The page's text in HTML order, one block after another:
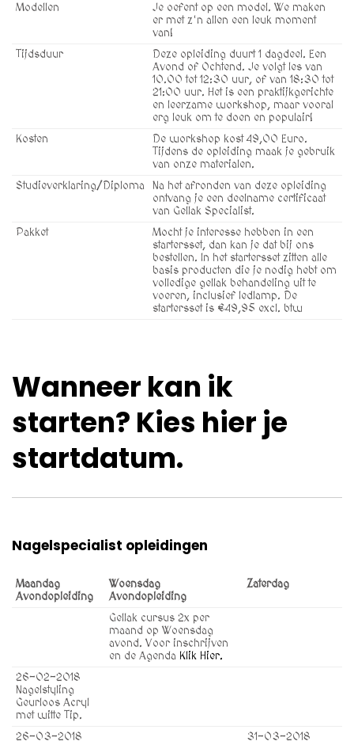
Modellen
Je oefent op een model. We maken
er met z'n allen een leuk moment
van!
Tijdsduur
Deze opleiding duurt 1 dagdeel. Een
Avond of Ochtend. Je volgt les van
10.00 tot 12:30 uur, of van 18:30 tot
21:00 uur. Het is een praktijkgerichte
en leerzame workshop, maar vooral
erg leuk om te doen en populair!
Kosten
De workshop kost 49,00 Euro.
Tijdens de opleiding maak je gebruik
van onze materialen.
Studieverklaring/Diploma
Na het afronden van deze opleiding
ontvang je een deelname certificaat
van Gellak Specialist.
Pakket
Mocht je interesse hebben in een
startersset, dan kan je dat bij ons
bestellen. In het startersset zitten alle
basis producten die je nodig hebt om
volledige gellak behandeling uit te
voeren, inclusief ledlamp. De
startersset is €49,95 excl. btw
Wanneer kan ik
starten? Kies hier je
startdatum.
Nagelspecialist opleidingen
Maandag
Avondopleiding
Woensdag
Avondopleiding
Zaterdag
Gellak cursus 2x per
maand op Woensdag
avond. Voor inschrijven
en de Agenda Klik Hier.
26-02-2018
Nagelstyling
Geurloos Acryl
met witte Tip.
26-03-2018
31-03-2018